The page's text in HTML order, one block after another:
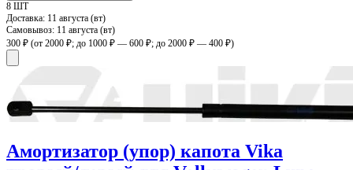
8 ШТ
Доставка: 11 августа (вт)
Самовывоз: 11 августа (вт)
300 ₽ (от 2000 ₽; до 1000 ₽ — 600 ₽; до 2000 ₽ — 400 ₽)
Амортизатор (упор) капота Vika